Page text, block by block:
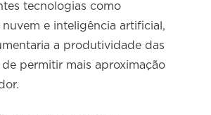
tecnologias como
e inteligência artificial,
a produtividade das
de permitir mais aproximação